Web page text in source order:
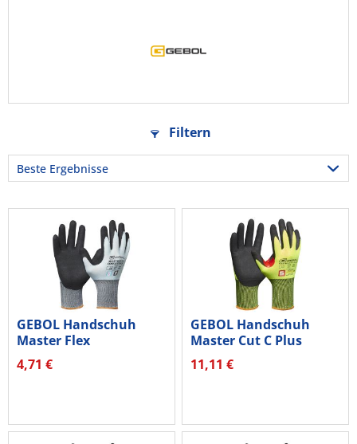
Filtern
GEBOL Handschuh
Master Flex
Cool&Touch 709545_T...
4,71 €
GEBOL Handschuh
Master Cut C Plus
709822 Gr.10
11,11 €